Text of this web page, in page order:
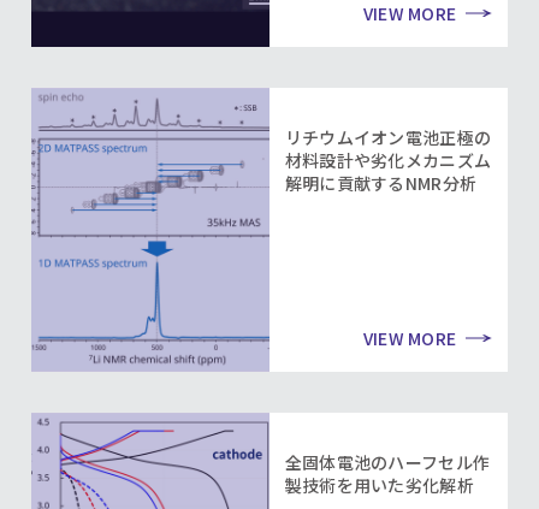
VIEW MORE
リチウムイオン電池正極の
材料設計や劣化メカニズム
解明に貢献するNMR分析
VIEW MORE
全固体電池のハーフセル作
製技術を用いた劣化解析